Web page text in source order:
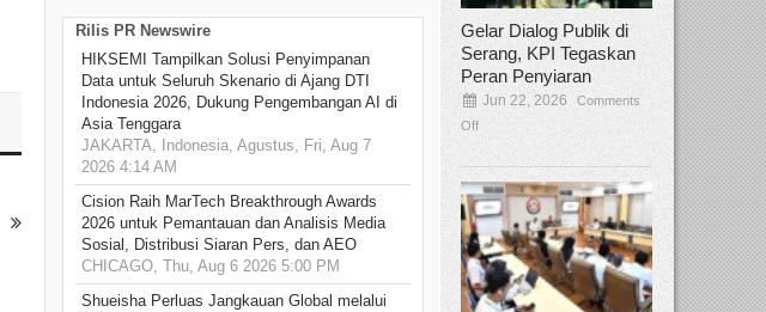
Rilis PR Newswire
HIKSEMI Tampilkan Solusi Penyimpanan
Data untuk Seluruh Skenario di Ajang DTI
Indonesia 2026, Dukung Pengembangan AI di
Asia Tenggara
JAKARTA, Indonesia, Agustus, Fri, Aug 7
2026 4:14 AM
Cision Raih MarTech Breakthrough Awards
2026 untuk Pemantauan dan Analisis Media
Sosial, Distribusi Siaran Pers, dan AEO
CHICAGO, Thu, Aug 6 2026 5:00 PM
Shueisha Perluas Jangkauan Global melalui
Gelar Dialog Publik di
Serang, KPI Tegaskan
Peran Penyiaran
Jun 22, 2026
Comments
Off